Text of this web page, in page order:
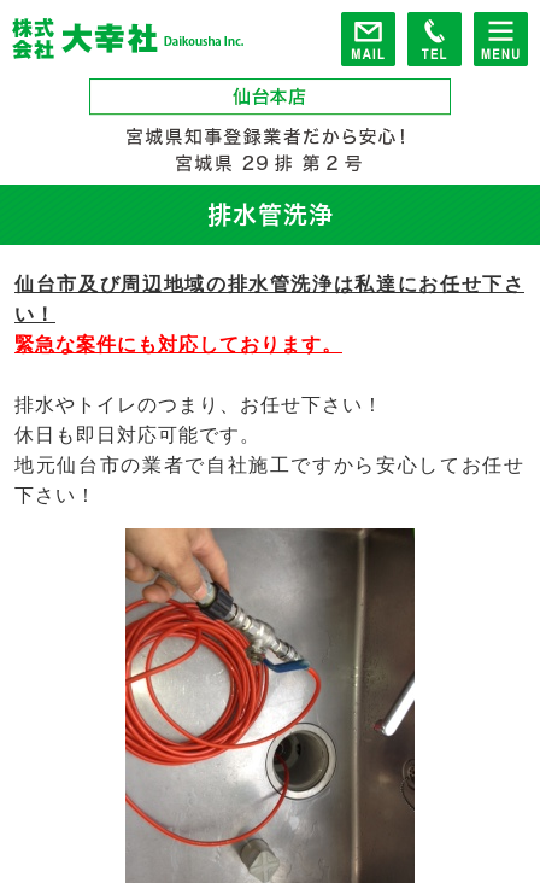
排水管洗浄
仙台市及び周辺地域の排水管洗浄は私達にお任せ下さ
い！
緊急な案件にも対応しております。
排水やトイレのつまり、お任せ下さい！
休日も即日対応可能です。
地元仙台市の業者で自社施工ですから安心してお任せ
下さい！